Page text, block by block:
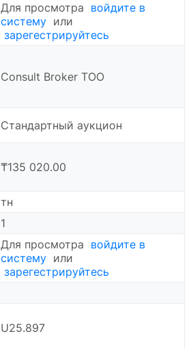
Для просмотра войдите в
систему или
зарегестрируйтесь
Consult Broker ТОО
Стандартный аукцион
₸135 020.00
тн
1
Для просмотра войдите в
систему или
зарегестрируйтесь
U25.897